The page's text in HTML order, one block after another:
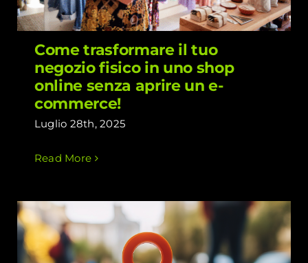
Come trasformare il tuo
negozio fisico in uno shop
online senza aprire un e-
commerce!
Luglio 28th, 2025
Read More